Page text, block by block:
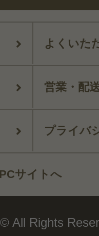
よくいた
営業・配
プライバ
PCサイトへ
All Rights